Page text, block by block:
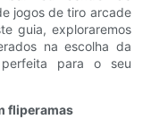
jogos de tiro arcade
guia, exploraremos
na escolha da
para o seu
fliperamas